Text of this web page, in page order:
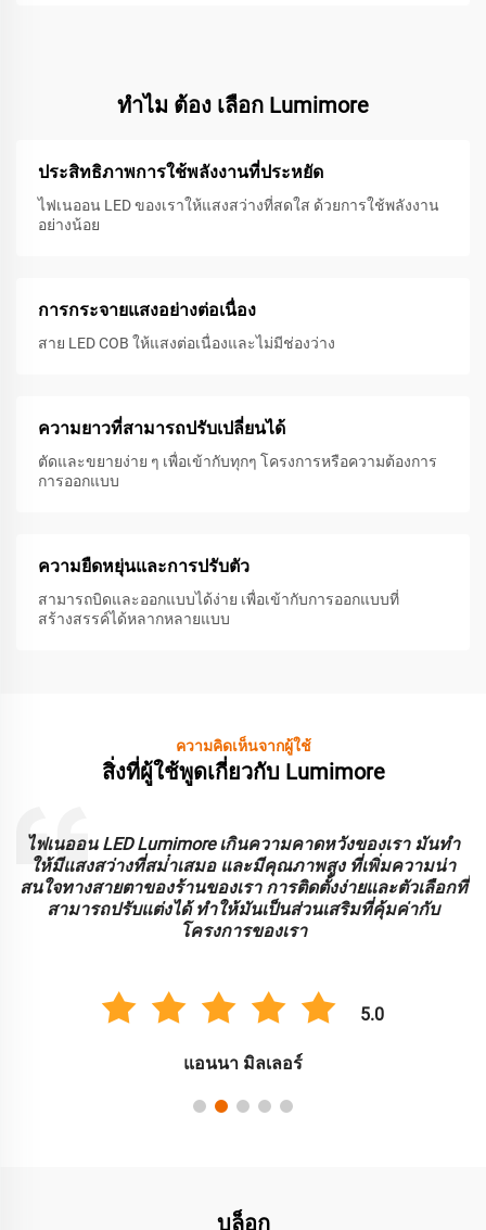
ทําไม ต้อง เลือก Lumimore
ประสิทธิภาพการใช้พลังงานที่ประหยัด
ไฟเนออน LED ของเราให้แสงสว่างที่สดใส ด้วยการใช้พลังงาน
อย่างน้อย
การกระจายแสงอย่างต่อเนื่อง
สาย LED COB ให้แสงต่อเนื่องและไม่มีช่องว่าง
ความยาวที่สามารถปรับเปลี่ยนได้
ตัดและขยายง่าย ๆ เพื่อเข้ากับทุกๆ โครงการหรือความต้องการ
การออกแบบ
ความยืดหยุ่นและการปรับตัว
สามารถบิดและออกแบบได้ง่าย เพื่อเข้ากับการออกแบบที่
สร้างสรรค์ได้หลากหลายแบบ
ความคิดเห็นจากผู้ใช้
สิ่งที่ผู้ใช้พูดเกี่ยวกับ Lumimore
ไฟเนออน LED Lumimore เกินความคาดหวังของเรา มันทํา
ให้มีแสงสว่างที่สม่ําเสมอ และมีคุณภาพสูง ที่เพิ่มความน่า
สนใจทางสายตาของร้านของเรา การติดตั้งง่ายและตัวเลือกที่
สามารถปรับแต่งได้ ทําให้มันเป็นส่วนเสริมที่คุ้มค่ากับ
โครงการของเรา
5.0
แอนนา มิลเลอร์
บล็อก